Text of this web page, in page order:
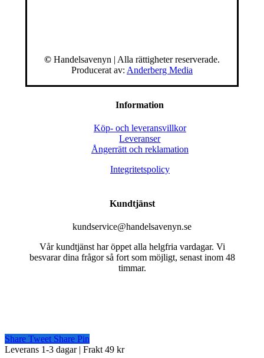
© Handelsavenyn | Alla rättigheter reserverade.
Producerat av: Anderberg Media
Information
Köp- och leveransvillkor
Leveranser
Ångerrätt och reklamation
Integritetspolicy
Kundtjänst
kundservice@handelsavenyn.se
Vår kundtjänst har öppet alla helgfria vardagar. Vi
besvarar dina frågor så fort som möjligt, senast inom 48
timmar.
Share Tweet Share Pin
Close
Leverans 1-3 dagar | Frakt 49 kr